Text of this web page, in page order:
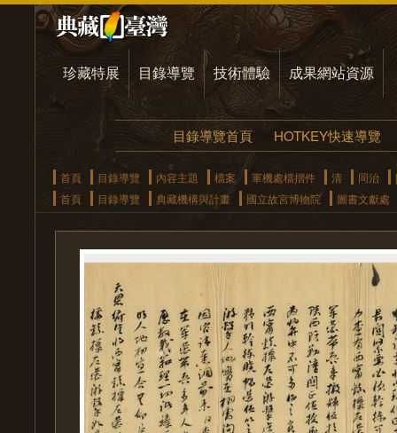
珍藏特展 目錄導覽 技術體驗 成果網站資源
目錄導覽首頁 HOTKEY快速導覽
首頁 目錄導覽 內容主題 檔案 軍機處檔摺件 清 同治
首頁
目錄導覽 典藏機構與計畫 國立故宮博物院 圖書文獻處